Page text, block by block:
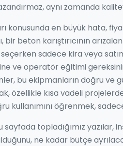
aynı zamanda
konusunda en büyük hata,
bir beton karıştırıcının
sadece kira veya
ve operatör eğitimi
bu ekipmanların doğru ve
özellikle kısa vadeli
kullanımını öğrenmek,
sayfada topladığımız yazılar,
ne kadar bütçe